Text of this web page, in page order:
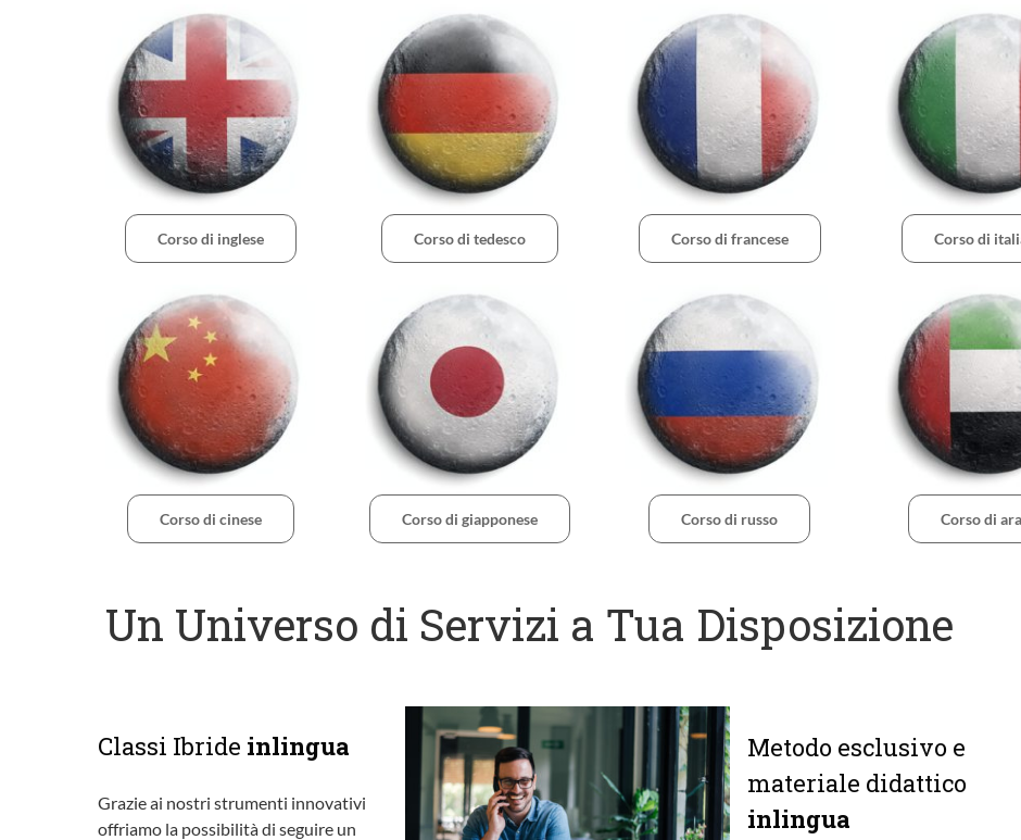
Corso di inglese Corso di tedesco Corso di francese Corso di
Corso di cinese Corso di giapponese Corso di russo Corso di
Un Universo di Servizi a Tua Disposizione
Classi Ibride inlingua
Grazie ai nostri strumenti innovativi
offriamo la possibilità di seguire un
Metodo esclusivo e
materiale didattico
inlingua